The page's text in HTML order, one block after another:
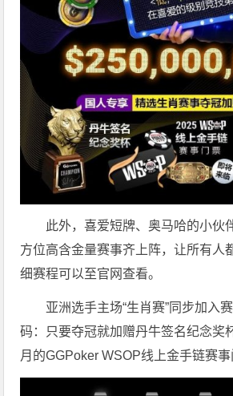
此外，喜爱短牌、奥马哈的小伙
方位高含金量赛事齐上阵，让所有人
细赛程可以至官网查看。
亚洲选手主场“生肖赛”同步加入
码：只要夺冠就加赠丹牛签名纪念奖
月的GGPoker WSOP线上金手链赛事